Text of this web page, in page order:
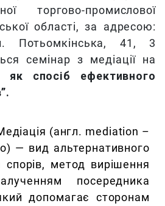
торгово-промислової
області, за адресою:
Потьомкінська, 41, 3
семінар з медіації на
як спосіб ефективного
(англ. mediation –
— вид альтернативного
спорів, метод вирішення
посередника
допомагає сторонам